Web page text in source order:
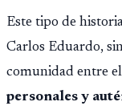
ilícita, terrorismo y
Este tipo de
Carlos Eduardo,
comunidad entre
personales y